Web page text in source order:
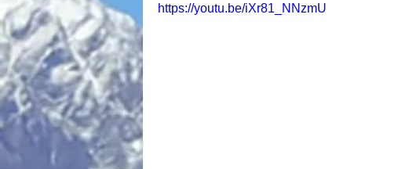
https://youtu.be/iXr81_NNzmU